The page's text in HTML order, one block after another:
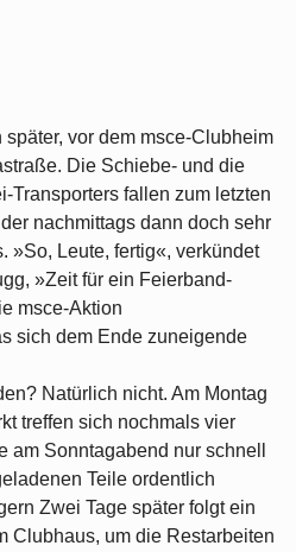
vor dem msce-Clubheim
Die Schiebe- und die
Transporters fallen zum letzten
nachmittags dann doch sehr
»So, Leute, fertig«, verkündet
»Zeit für ein Feierband-
msce-Aktion
sich dem Ende zuneigende
Natürlich nicht. Am Montag
treffen sich nochmals vier
am Sonntagabend nur schnell
Teile ordentlich
Zwei Tage später folgt ein
Clubhaus, um die Restarbeiten